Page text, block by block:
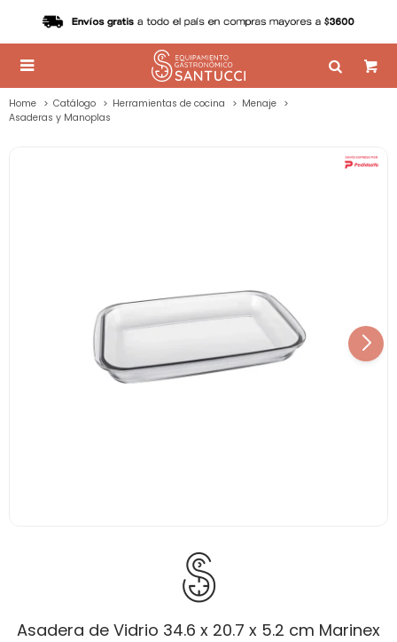

Home Catálogo Herramientas de cocina
Menaje
Asaderas y Manoplas
Asadera de Vidrio 34.6 x 20.7 x 5.2 cm Marinex